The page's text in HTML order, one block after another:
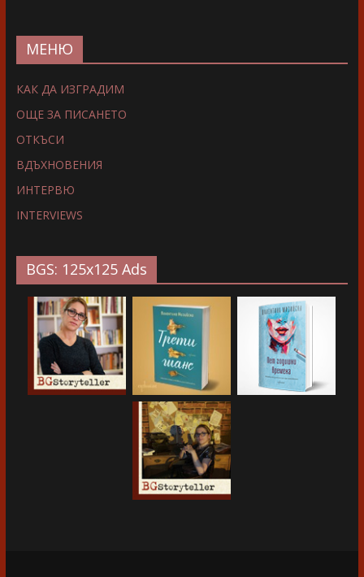
МЕНЮ
КАК ДА ИЗГРАДИМ
ОЩЕ ЗА ПИСАНЕТО
ОТКЪСИ
ВДЪХНОВЕНИЯ
ИНТЕРВЮ
INTERVIEWS
BGS: 125x125 Ads